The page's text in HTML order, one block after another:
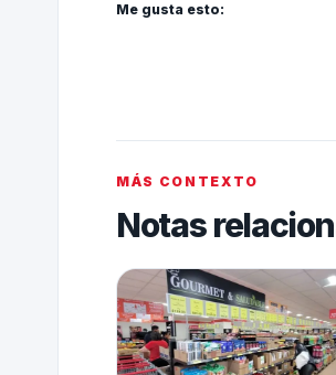
Me gusta esto:
MÁS CONTEXTO
Notas